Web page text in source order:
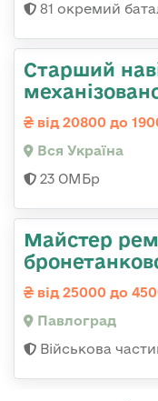
81 окремий
Старший
від 20800 до
Вся Україна
23 ОМБр
Майстер
від 25000 до
Павлоград
Військова